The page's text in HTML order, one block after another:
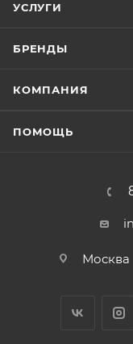
УСЛУГИ
БРЕНДЫ
КОМПАНИЯ
ПОМОЩЬ
Москва